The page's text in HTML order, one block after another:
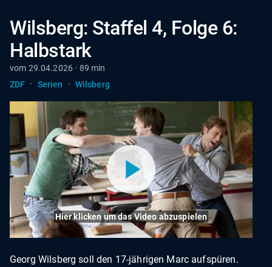
Wilsberg: Staffel 4, Folge 6:
Halbstark
vom 29.04.2026 · 89 min
ZDF · Serien · Wilsberg
Hier klicken um das Video abzuspielen
Georg Wilsberg soll den 17-jährigen Marc aufspüren.